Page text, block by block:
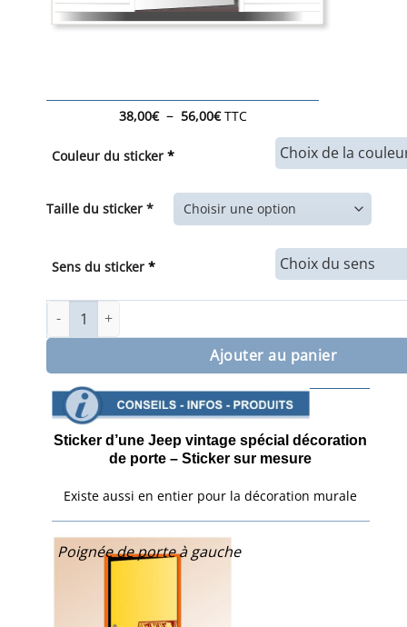
38,00€ – 56,00€Plage
TTC
Couleur du sticker*
Taille du sticker *
Sens du sticker*
quantité de Sticker d'une Jeep vintage spécial porte
Ajouter au panier
Sticker d’une Jeep vintage spécial décoration
de porte – Sticker sur mesure
Existe aussi en entier pour la décoration murale
Poignée de porte à gauche